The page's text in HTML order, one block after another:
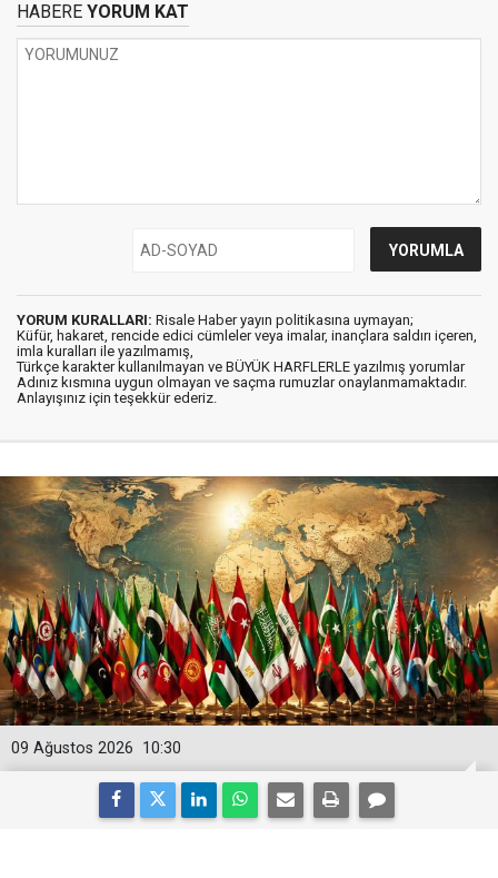
HABERE YORUM KAT
YORUM KURALLARI: Risale Haber yayın politikasına uymayan;
Küfür, hakaret, rencide edici cümleler veya imalar, inançlara saldırı içeren,
imla kuralları ile yazılmamış,
Türkçe karakter kullanılmayan ve BÜYÜK HARFLERLE yazılmış yorumlar
Adınız kısmına uygun olmayan ve saçma rumuzlar onaylanmamaktadır.
Anlayışınız için teşekkür ederiz.
10:30
09 Ağustos 2026